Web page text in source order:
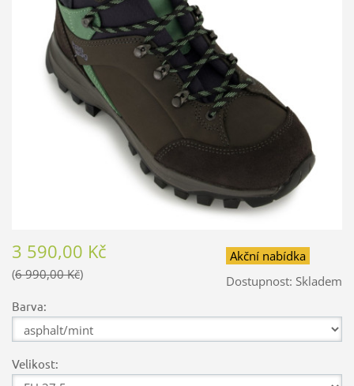
Akční nabídka
Dostupnost: Skladem
3 590,00 Kč
6 990,00 Kč
Barva:
Velikost: